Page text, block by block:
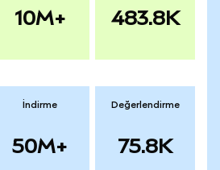
10M+ 483.8K
İndirme
50M+
Değerlendirme
75.8K